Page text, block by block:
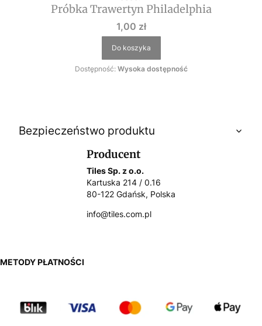
Próbka Trawertyn Philadelphia
Cena
1,00 zł
Do koszyka
Dostępność: Wysoka dostępność
Bezpieczeństwo produktu
Producent
Tiles Sp. z o.o.
Kartuska 214 / 0.16
80-122 Gdańsk, Polska
info@tiles.com.pl
METODY PŁATNOŚCI